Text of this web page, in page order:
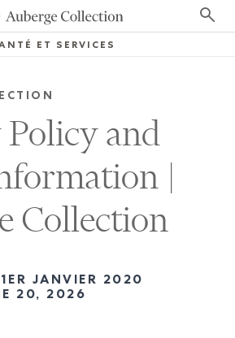
ET SERVICES
and
|
Collection
JANVIER 2020
20, 2026